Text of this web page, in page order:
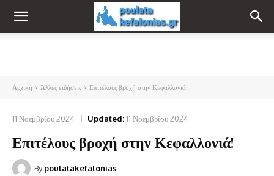
Αρχική Άλλες ειδήσεις Επιτέλους βροχή στην Κεφαλλονιά!
11 Νοεμβρίου 2024 Updated:11 Νοεμβρίου 2024
Επιτέλους βροχή στην Κεφαλλονιά!
By poulatakefalonias